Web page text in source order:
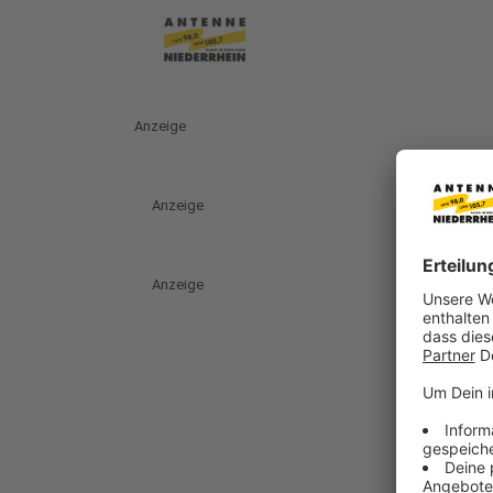
Anzeige
Anzeige
Anzeige